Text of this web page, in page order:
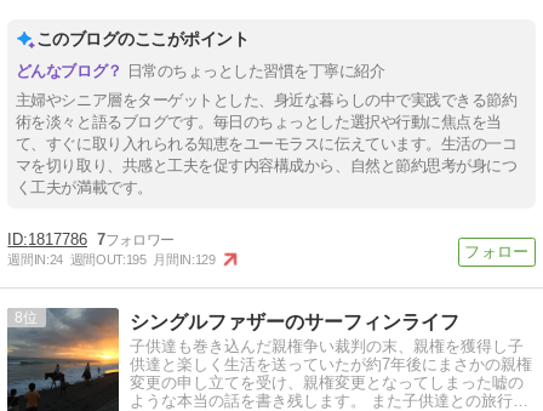
このブログのここがポイント
日常のちょっとした習慣を丁寧に紹介
主婦やシニア層をターゲットとした、身近な暮らしの中で実践できる節約
術を淡々と語るブログです。毎日のちょっとした選択や行動に焦点を当
て、すぐに取り入れられる知恵をユーモラスに伝えています。生活の一コ
マを切り取り、共感と工夫を促す内容構成から、自然と節約思考が身につ
く工夫が満載です。
1817786 7
週間IN:24 週間OUT:195 月間IN:129
8 シングルファザーのサーフィンライフ
子供達も巻き込んだ親権争い裁判の末、親権を獲得し子
供達と楽しく生活を送っていたが約7年後にまさかの親権
変更の申し立てを受け、親権変更となってしまった嘘の
ような本当の話を書き残します。 また子供達との旅行・